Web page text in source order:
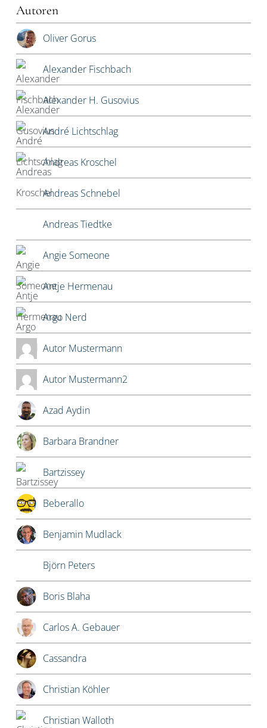
Autoren
Oliver Gorus
Alexander Fischbach
Alexander H. Gusovius
André Lichtschlag
Andreas Kroschel
Andreas Schnebel
Andreas Tiedtke
Angie Someone
Antje Hermenau
Argo Nerd
Autor Mustermann
Autor Mustermann2
Azad Aydin
Barbara Brandner
Bartzissey
Beberallo
Benjamin Mudlack
Björn Peters
Boris Blaha
Carlos A. Gebauer
Cassandra
Christian Köhler
Christian Walloth